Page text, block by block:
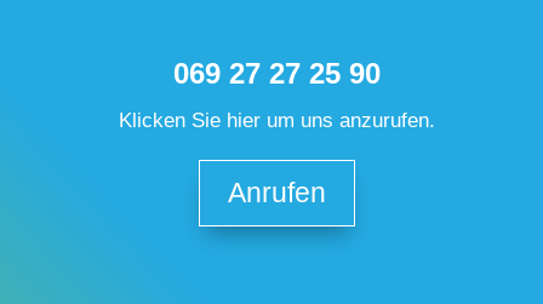
069 27 27 25 90
Klicken Sie hier um uns anzurufen.
Anrufen